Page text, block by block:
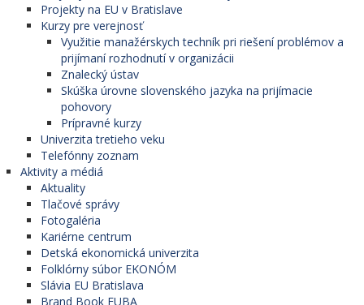
Projekty na EU v Bratislave
Kurzy pre verejnosť
Využitie manažérskych techník pri riešení problémov a
prijímaní rozhodnutí v organizácii
Znalecký ústav
Skúška úrovne slovenského jazyka na prijímacie
pohovory
Prípravné kurzy
Univerzita tretieho veku
Telefónny zoznam
Aktivity a médiá
Aktuality
Tlačové správy
Fotogaléria
Kariérne centrum
Detská ekonomická univerzita
Folklórny súbor EKONÓM
Slávia EU Bratislava
Brand Book EUBA